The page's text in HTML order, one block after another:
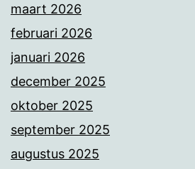
maart 2026
februari 2026
januari 2026
december 2025
oktober 2025
september 2025
augustus 2025